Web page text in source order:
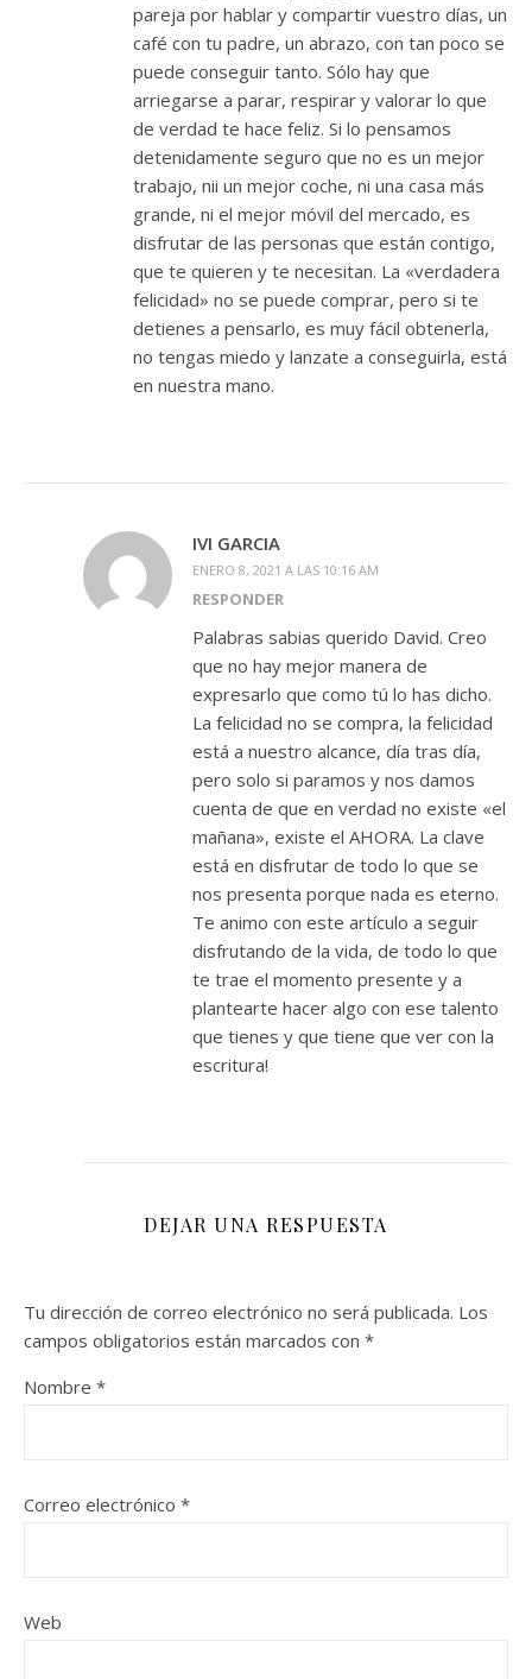
pareja por hablar y compartir vuestro días, un
café con tu padre, un abrazo, con tan poco se
puede conseguir tanto. Sólo hay que
arriegarse a parar, respirar y valorar lo que
de verdad te hace feliz. Si lo pensamos
detenidamente seguro que no es un mejor
trabajo, nii un mejor coche, ni una casa más
grande, ni el mejor móvil del mercado, es
disfrutar de las personas que están contigo,
que te quieren y te necesitan. La «verdadera
felicidad» no se puede comprar, pero si te
detienes a pensarlo, es muy fácil obtenerla,
no tengas miedo y lanzate a conseguirla, está
en nuestra mano.
IVI GARCIA
ENERO 8, 2021 A LAS 10:16 AM
RESPONDER
Palabras sabias querido David. Creo
que no hay mejor manera de
expresarlo que como tú lo has dicho.
La felicidad no se compra, la felicidad
está a nuestro alcance, día tras día,
pero solo si paramos y nos damos
cuenta de que en verdad no existe «el
mañana», existe el AHORA. La clave
está en disfrutar de todo lo que se
nos presenta porque nada es eterno.
Te animo con este artículo a seguir
disfrutando de la vida, de todo lo que
te trae el momento presente y a
plantearte hacer algo con ese talento
que tienes y que tiene que ver con la
escritura!
DEJAR UNA RESPUESTA
Tu dirección de correo electrónico no será publicada. Los
campos obligatorios están marcados con *
Nombre *
Correo electrónico *
Web